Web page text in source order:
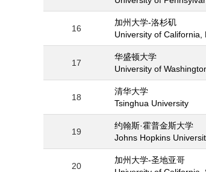
16
加州大学-洛杉矶
University of California,
17
华盛顿大学
University of
18
清华大学
Tsinghua University
19
约翰斯·霍普金斯大学
Johns Hopkins
20
加州大学-圣地亚哥